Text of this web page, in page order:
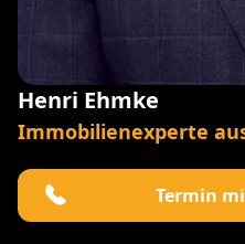
Henri Ehmke
Immobilienexperte
Termin